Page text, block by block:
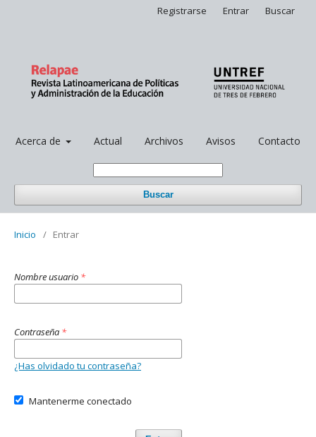
Acerca de Actual Archivos Avisos Contacto
Buscar
Registrarse Entrar Buscar
Inicio / Entrar
Nombre usuario *
Contraseña *
¿Has olvidado tu contraseña?
Mantenerme conectado